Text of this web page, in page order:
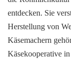
entdecken. Sie
Herstellung von
Käsemachern
Käsekooperative